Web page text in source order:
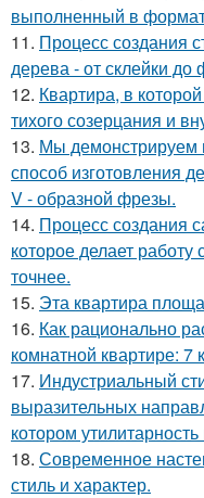
выполненный в
11. Процесс создания
дерева - от склейки
12. Квартира, в
тихого созерцания и
13. Мы демонстрируем
способ изготовления
V - образной фрезы.
14. Процесс создания
которое делает
точнее.
15. Эта квартира
16. Как рационально
комнатной квартире:
17. Индустриальный
выразительных
котором
18. Современное
стиль и характер.